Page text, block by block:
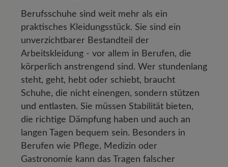
Berufsschuhe sind weit mehr als ein
praktisches Kleidungsstück. Sie sind ein
unverzichtbarer Bestandteil der
Arbeitskleidung - vor allem in Berufen, die
körperlich anstrengend sind. Wer stundenlang
steht, geht, hebt oder schiebt, braucht
Schuhe, die nicht einengen, sondern stützen
und entlasten. Sie müssen Stabilität bieten,
die richtige Dämpfung haben und auch an
langen Tagen bequem sein. Besonders in
Berufen wie Pflege, Medizin oder
Gastronomie kann das Tragen falscher